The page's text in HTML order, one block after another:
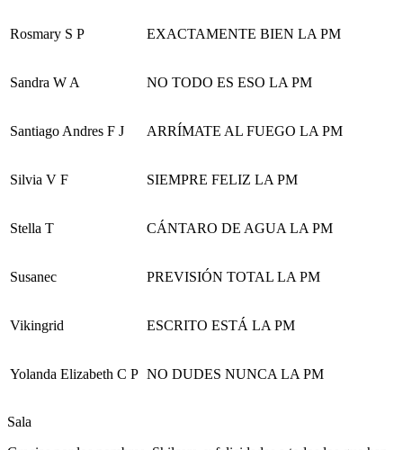
Rosmary S P EXACTAMENTE BIEN LA PM
Sandra W A NO TODO ES ESO LA PM
Santiago Andres F J ARRÍMATE AL FUEGO LA PM
Silvia V F SIEMPRE FELIZ LA PM
Stella T CÁNTARO DE AGUA LA PM
Susanec PREVISIÓN TOTAL LA PM
Vikingrid ESCRITO ESTÁ LA PM
Yolanda Elizabeth C P NO DUDES NUNCA LA PM
Sala